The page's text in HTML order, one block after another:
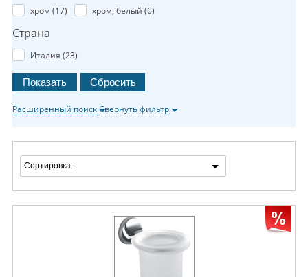
хром (17) хром, белый (6)
Страна
Италия (23)
Расширенный поискСвернуть фильтр
Сортировка: